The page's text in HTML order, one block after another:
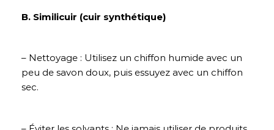
B. Similicuir (cuir synthétique)
– Nettoyage : Utilisez un chiffon humide avec un
peu de savon doux, puis essuyez avec un chiffon
sec.